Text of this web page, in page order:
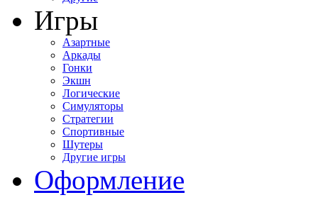
Игры
Азартные
Аркады
Гонки
Экшн
Логические
Симуляторы
Стратегии
Спортивные
Шутеры
Другие игры
Оформление